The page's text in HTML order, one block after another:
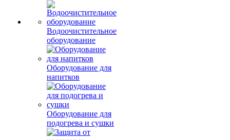
Водоочистительное
оборудование
Оборудование для
напитков
Оборудование для
подогрева и сушки